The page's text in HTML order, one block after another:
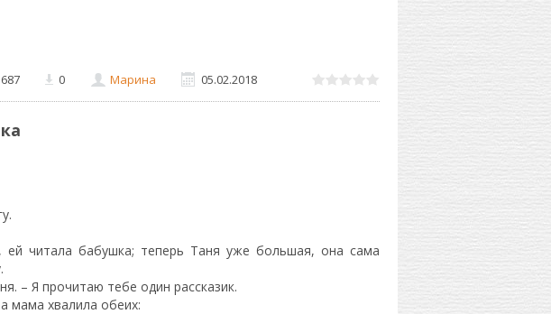
687 0 Марина 05.02.2018
ей читала бабушка; теперь Таня уже большая, она сама
– Я прочитаю тебе один рассказик.
мама хвалила обеих: